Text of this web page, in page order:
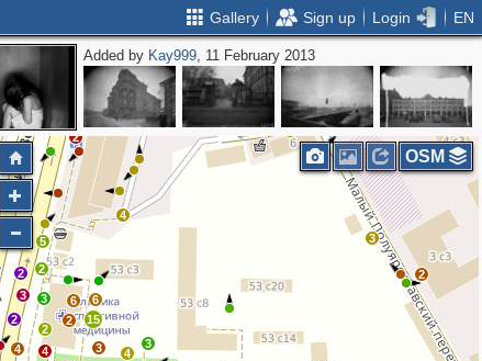
Gallery Sign up Login EN
Added by Kay999, 11 February 2013
5
2
2
4
6
2
6
3
2
3
2
2
2 15
3
4
4 4
3
2
3
2
2
OSM